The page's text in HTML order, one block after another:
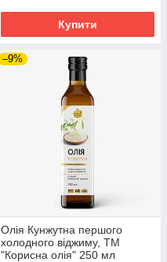
Купити
–9%
Олія Кунжутна першого
холодного віджиму, ТМ
"Корисна олія" 250 мл